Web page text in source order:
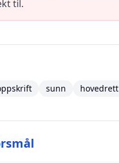
til.
sunn hovedrett